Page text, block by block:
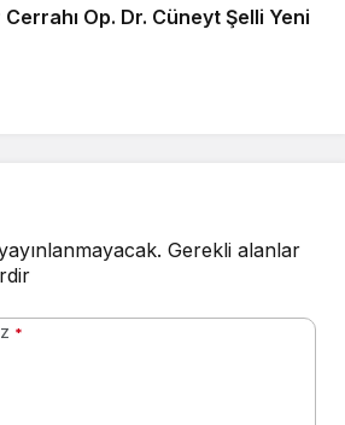
Op. Dr. Cüneyt Şelli Yeni
Gerekli alanlar
*